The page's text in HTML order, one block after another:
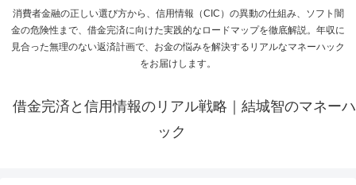
消費者金融の正しい選び方から、信用情報（CIC）の異動の仕組み、ソフト闇
金の危険性まで、借金完済に向けた実践的なロードマップを徹底解説。年収に
見合った無理のない返済計画で、お金の悩みを解決するリアルなマネーハック
をお届けします。
借金完済と信用情報のリアル戦略｜結城智のマネーハ
ック